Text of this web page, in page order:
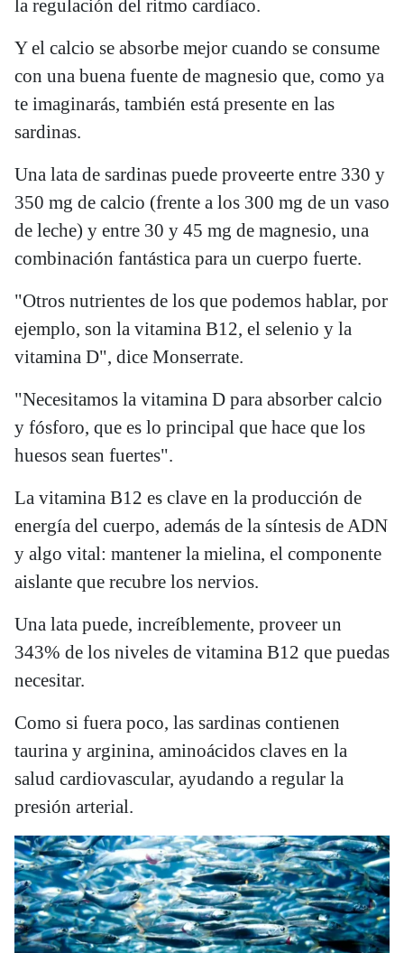
la regulación del ritmo cardíaco.
Y el calcio se absorbe mejor cuando se consume
con una buena fuente de magnesio que, como ya
te imaginarás, también está presente en las
sardinas.
Una lata de sardinas puede proveerte entre 330 y
350 mg de calcio (frente a los 300 mg de un vaso
de leche) y entre 30 y 45 mg de magnesio, una
combinación fantástica para un cuerpo fuerte.
"Otros nutrientes de los que podemos hablar, por
ejemplo, son la vitamina B12, el selenio y la
vitamina D", dice Monserrate.
"Necesitamos la vitamina D para absorber calcio
y fósforo, que es lo principal que hace que los
huesos sean fuertes".
La vitamina B12 es clave en la producción de
energía del cuerpo, además de la síntesis de ADN
y algo vital: mantener la mielina, el componente
aislante que recubre los nervios.
Una lata puede, increíblemente, proveer un
343% de los niveles de vitamina B12 que puedas
necesitar.
Como si fuera poco, las sardinas contienen
taurina y arginina, aminoácidos claves en la
salud cardiovascular, ayudando a regular la
presión arterial.